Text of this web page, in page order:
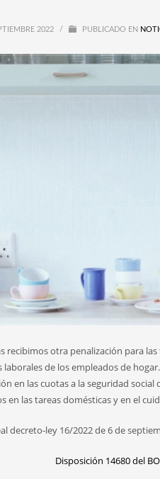
2022 / PUBLICADO EN
recibimos otra penalización para
de los empleados de
en las cuotas a la seguridad
en las tareas domésticas y en el
decreto-ley 16/2022 de 6 de
Disposición 14680 del